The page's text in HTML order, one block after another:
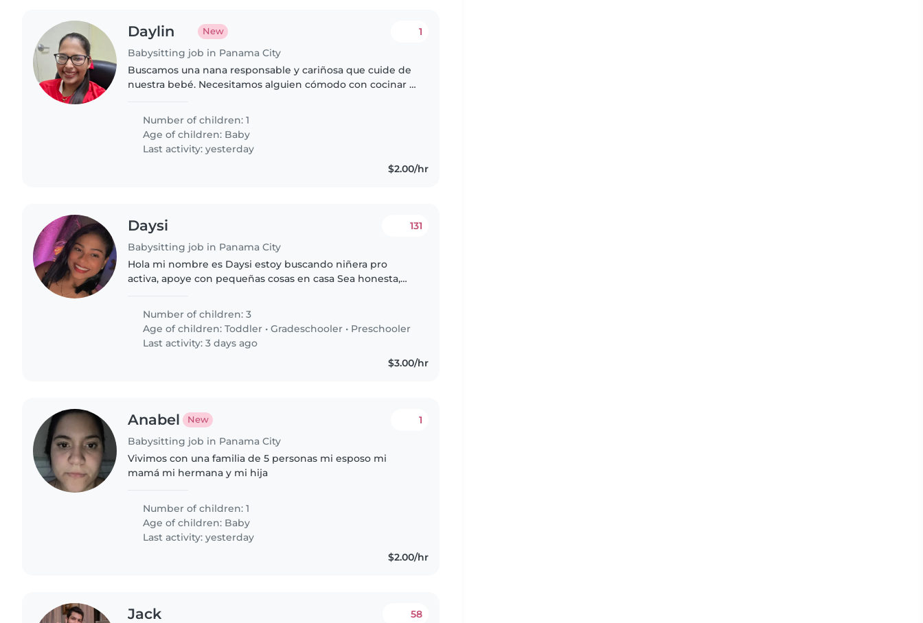
Daylin New
Babysitting job in Panama City
1
Buscamos una nana responsable y cariñosa que cuide de
nuestra bebé. Necesitamos alguien cómodo con cocinar y
¡contáctanos!
Number of children: 1
Age of children: Baby
Last activity: yesterday
$2.00/hr
Daysi
Babysitting job in Panama City
131
Hola mi nombre es Daysi estoy buscando niñera pro
activa, apoye con pequeñas cosas en casa Sea honesta,
creativa Tenga pasaporte..
Number of children: 3
Age of children:Toddler •Gradeschooler • Preschooler
Last activity: 3 days ago
$3.00/hr
Anabel New
Babysitting job in Panama City
1
Vivimos con una familia de 5 personas mi esposo mi
mamá mi hermana y mi hija
Number of children: 1
Age of children: Baby
Last activity: yesterday
$2.00/hr
Jack 58